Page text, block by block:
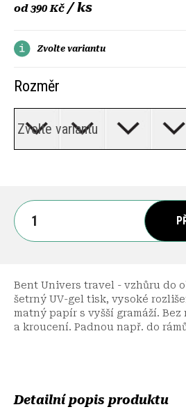
od390 Kč / ks
Zvolte variantu
Rozměr
Bent Univers travel - vzhůru do
šetrný UV-gel tisk, vysoké
matný papír s vyšší gramáží.
a kroucení. Padnou např. do
Detailní popis produktu